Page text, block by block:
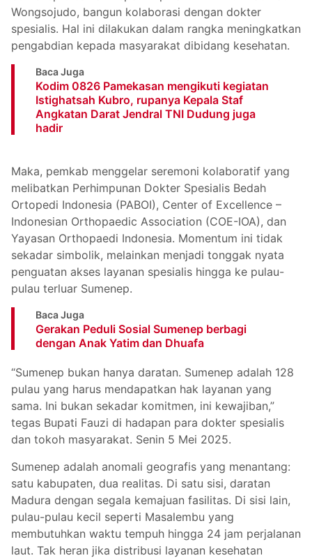
Wongsojudo, bangun kolaborasi dengan dokter
spesialis. Hal ini dilakukan dalam rangka meningkatkan
pengabdian kepada masyarakat dibidang kesehatan.
Baca Juga
Kodim 0826 Pamekasan mengikuti kegiatan
Istighatsah Kubro, rupanya Kepala Staf
Angkatan Darat Jendral TNI Dudung juga
hadir
Maka, pemkab menggelar seremoni kolaboratif yang
melibatkan Perhimpunan Dokter Spesialis Bedah
Ortopedi Indonesia (PABOI), Center of Excellence –
Indonesian Orthopaedic Association (COE-IOA), dan
Yayasan Orthopaedi Indonesia. Momentum ini tidak
sekadar simbolik, melainkan menjadi tonggak nyata
penguatan akses layanan spesialis hingga ke pulau-
pulau terluar Sumenep.
Baca Juga
Gerakan Peduli Sosial Sumenep berbagi
dengan Anak Yatim dan Dhuafa
“Sumenep bukan hanya daratan. Sumenep adalah 128
pulau yang harus mendapatkan hak layanan yang
sama. Ini bukan sekadar komitmen, ini kewajiban,”
tegas Bupati Fauzi di hadapan para dokter spesialis
dan tokoh masyarakat. Senin 5 Mei 2025.
Sumenep adalah anomali geografis yang menantang:
satu kabupaten, dua realitas. Di satu sisi, daratan
Madura dengan segala kemajuan fasilitas. Di sisi lain,
pulau-pulau kecil seperti Masalembu yang
membutuhkan waktu tempuh hingga 24 jam perjalanan
laut. Tak heran jika distribusi layanan kesehatan